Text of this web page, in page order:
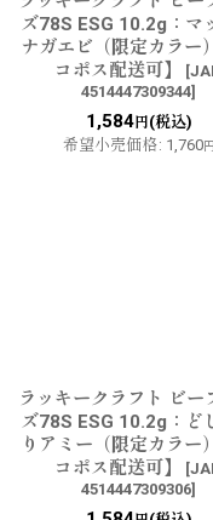
ズ78S ESG 10.2g：マ
ナガエビ（限定カラー
コポス配送可】
[
4514447309344]
1,584円(税込)
希望小売価格: 1,760円
ラッキークラフト ビー
ズ78S ESG 10.2g：ど
りアミー（限定カラー
コポス配送可】
[
4514447309306]